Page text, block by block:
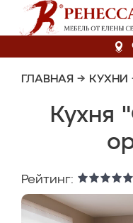
ГЛАВНАЯ → КУХНИ
Кухня
Рейтинг: